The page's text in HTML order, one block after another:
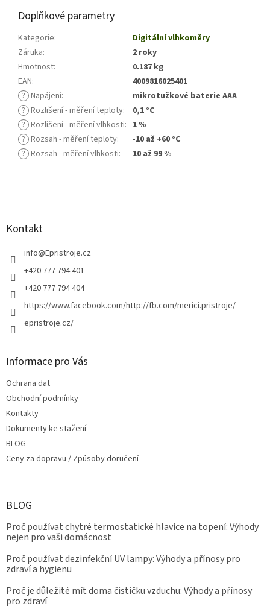
Doplňkové parametry
Kategorie:
Digitální vlhkoměry
Záruka:
2 roky
Hmotnost:
0.187 kg
EAN:
4009816025401
? Napájení:
mikrotužkové baterie AAA
? Rozlišení - měření teploty:
0,1 °C
? Rozlišení - měření vlhkosti: 1 %
? Rozsah - měření teploty:
-10 až +60 °C
? Rozsah - měření vlhkosti: 10 až 99 %
Z
Kontakt
info@Epristroje.cz
+420 777 794 401
+420 777 794 404
https://www.facebook.com/http://fb.com/merici.pristroje/
epristroje.cz/
Informace pro Vás
Ochrana dat
Obchodní podmínky
Kontakty
Dokumenty ke stažení
BLOG
Ceny za dopravu / Způsoby doručení
BLOG
Proč používat chytré termostatické hlavice na topení: Výhody
nejen pro vaši domácnost
Proč používat dezinfekční UV lampy: Výhody a přínosy pro
zdraví a hygienu
Proč je důležité mít doma čističku vzduchu: Výhody a přínosy
pro zdraví